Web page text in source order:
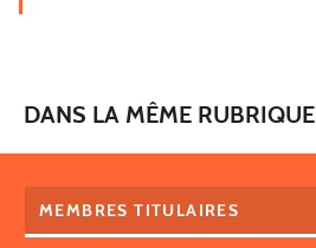
DANS LA MÊME RUBRIQUE
MEMBRES TITULAIRES